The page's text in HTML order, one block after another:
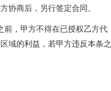
协商后，另行签定合同。
，甲方不得在已授权乙方代
域的利益，若甲方违反本条之